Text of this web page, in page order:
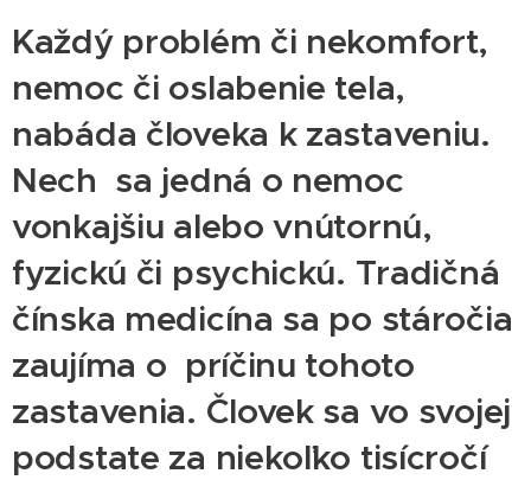
Každý problém či nekomfort,
nemoc či oslabenie tela,
nabáda človeka k zastaveniu.
Nech sa jedná o nemoc
vonkajšiu alebo vnútornú,
fyzickú či psychickú. Tradičná
čínska medicína sa po stáročia
zaujíma o príčinu tohoto
zastavenia. Človek sa vo svojej
podstate za niekoľko tisícročí